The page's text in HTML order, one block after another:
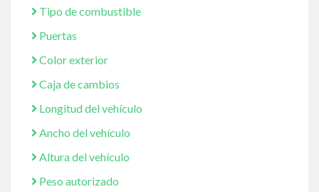
Tipo de combustible
Puertas
Color exterior
Caja de cambios
Longitud del vehículo
Ancho del vehículo
Altura del vehículo
Peso autorizado